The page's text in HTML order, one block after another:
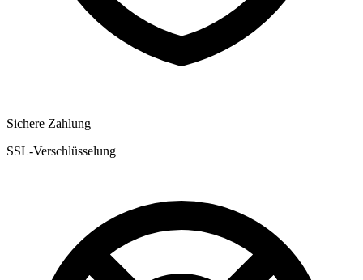
Sichere Zahlung
SSL-Verschlüsselung